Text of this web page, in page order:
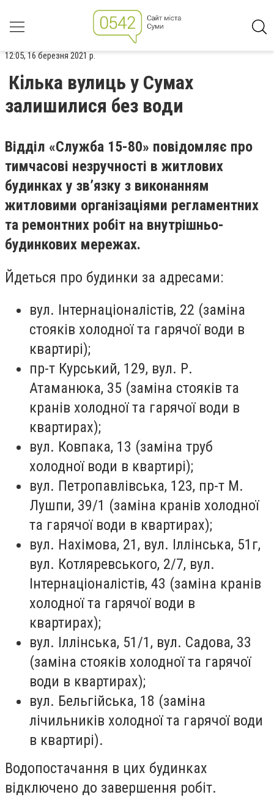
12:05, 16 березня 2021 р.
Кілька вулиць у Сумах
залишилися без води
Відділ «Служба 15-80» повідомляє про
тимчасові незручності в житлових
будинках у зв’язку з виконанням
житловими організаціями регламентних
та ремонтних робіт на внутрішньо-
будинкових мережах.
Йдеться про будинки за адресами:
вул. Інтернаціоналістів, 22 (заміна
стояків холодної та гарячої води в
квартирі);
пр-т Курський, 129, вул. Р.
Атаманюка, 35 (заміна стояків та
кранів холодної та гарячої води в
квартирах);
вул. Ковпака, 13 (заміна труб
холодної води в квартирі);
вул. Петропавлівська, 123, пр-т М.
Лушпи, 39/1 (заміна кранів холодної
та гарячої води в квартирах);
вул. Нахімова, 21, вул. Іллінська, 51г,
вул. Котляревського, 2/7, вул.
Інтернаціоналістів, 43 (заміна кранів
холодної та гарячої води в
квартирах);
вул. Іллінська, 51/1, вул. Садова, 33
(заміна стояків холодної та гарячої
води в квартирах);
вул. Бельгійська, 18 (заміна
лічильників холодної та гарячої води
в квартирі).
Водопостачання в цих будинках
відключено до завершення робіт.